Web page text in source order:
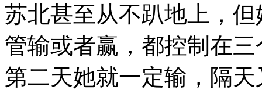
苏北甚至从不趴地上，
管输或者赢，都控制在
第二天她就一定输，隔